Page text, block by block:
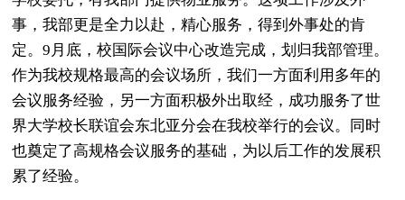
事，我部更是全力以赴，精心服务，得到外事处的肯
定。9月底，校国际会议中心改造完成，划归我部管理。
作为我校规格最高的会议场所，我们一方面利用多年的
会议服务经验，另一方面积极外出取经，成功服务了世
界大学校长联谊会东北亚分会在我校举行的会议。同时
也奠定了高规格会议服务的基础，为以后工作的发展积
累了经验。